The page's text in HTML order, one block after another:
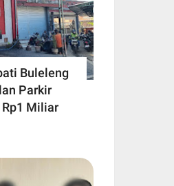
Buleleng
Parkir
Miliar